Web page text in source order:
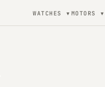
WATCHES MOTORS